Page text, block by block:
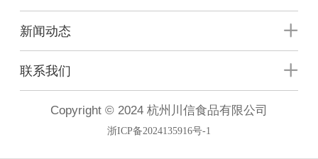
新闻动态
联系我们
Copyright © 2024 杭州川信食品有限公司
浙ICP备2024135916号-1